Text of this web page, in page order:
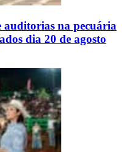
auditorias na pecuária
dia 20 de agosto